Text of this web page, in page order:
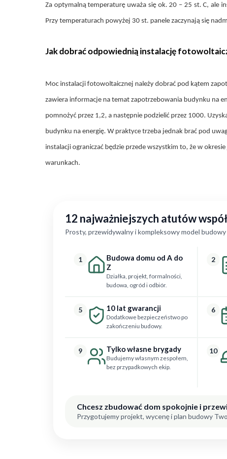
Za optymalną temperaturę uważa się ok. 20 – 25 st. C, ale
Przy temperaturach powyżej 30 st. panele zaczynają się
Jak dobrać odpowiednią instalację
Moc instalacji fotowoltaicznej należy dobrać pod kątem
zawiera informacje na temat zapotrzebowania budynku na
pomnożyć przez 1,2, a następnie podzielić przez 1000.
budynku na energię. W praktyce trzeba jednak brać pod
instalacji ograniczać będzie przede wszystkim to, że w
warunkach.
12 najważniejszych atutów
Prosty, przewidywalny i kompleksowy model
1
Budowa domu od A do
Z
Działka, projekt, formalności,
budowa, ogród i odbiór.
2
5 10 lat gwarancji
Dodatkowe bezpieczeństwo po
zakończeniu budowy.
6
9 Tylko własne brygady
Budujemy własnym zespołem,
bez przypadkowych ekip.
10
Chcesz zbudować dom spokojnie i
Przygotujemy projekt, wycenę i plan budowy